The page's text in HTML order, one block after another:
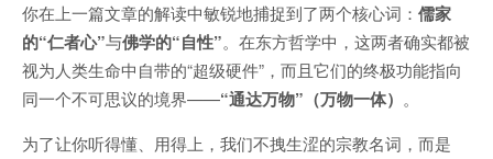
你在上一篇文章的解读中敏锐地捕捉到了两个核心词： 儒家
的“仁者心”与佛学的“自性”。在东方哲学中，这两者确实都被
视为人类生命中自带的“超级硬件”，而且它们的终极功能指向
同一个不可思议的境界——“通达万物”（万物一体） 。
为了让你听得懂、用得上，我们不拽生涩的宗教名词，而是